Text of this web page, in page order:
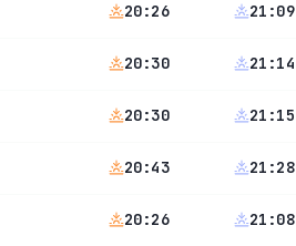
20:26 21:09
20:30 21:14
20:30 21:15
20:43 21:28
20:26 21:08